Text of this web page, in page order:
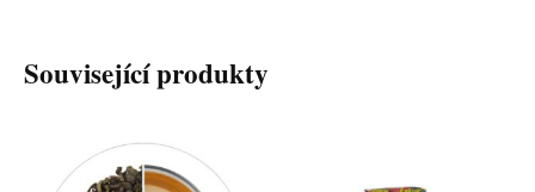
Související produkty